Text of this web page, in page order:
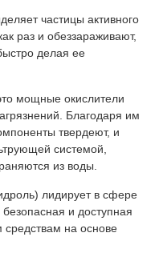
частицы активного
раз и обеззараживают,
делая ее
мощные окислители
Благодаря им
твердеют, и
системой,
из воды.
лидирует в сфере
и доступная
средствам на основе